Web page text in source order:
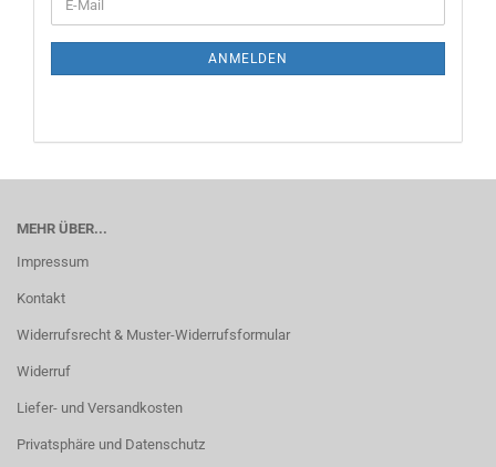
ANMELDEN
MEHR ÜBER...
Impressum
Kontakt
Widerrufsrecht & Muster-Widerrufsformular
Widerruf
Liefer- und Versandkosten
Privatsphäre und Datenschutz